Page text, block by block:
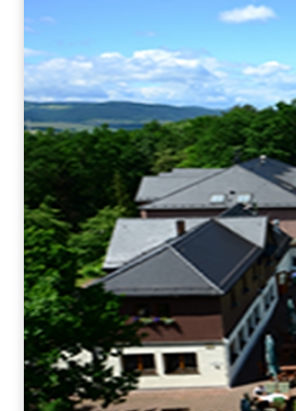
HOTEL